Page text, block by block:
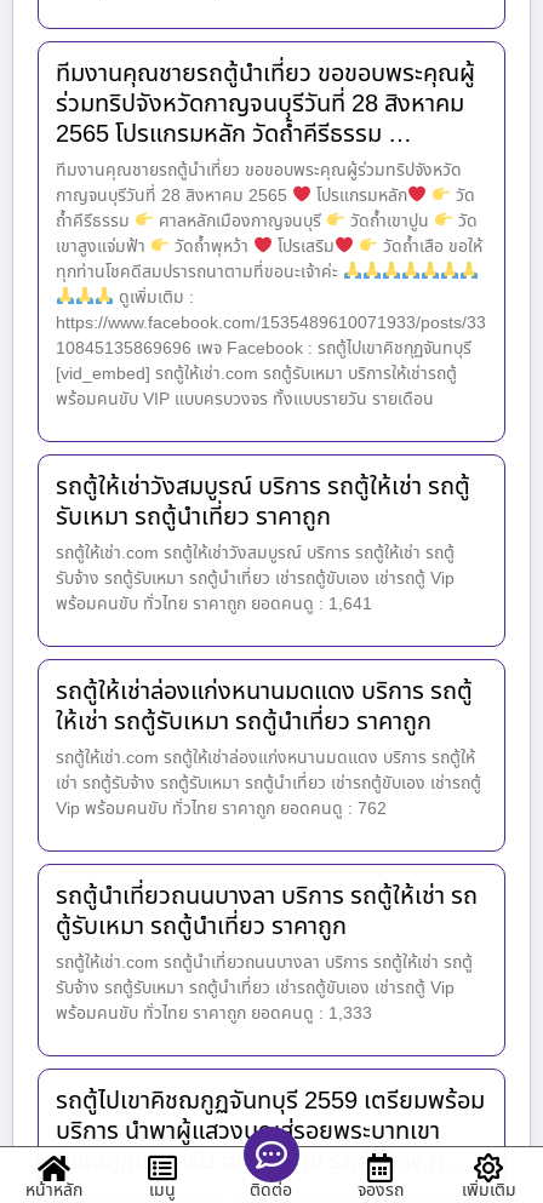
ทีมงานคุณชายรถตู้นำเที่ยว ขอขอบพระคุณผู้
ร่วมทริปจังหวัดกาญจนบุรีวันที่ 28 สิงหาคม
2565 โปรแกรมหลัก วัดถ้ำคีรีธรรม …
ทีมงานคุณชายรถตู้นำเที่ยว ขอขอบพระคุณผู้ร่วมทริปจังหวัด
กาญจนบุรีวันที่ 28 สิงหาคม 2565
โปรแกรมหลัก
วัด
ถ้ำคีรีธรรม
ศาลหลักเมืองกาญจนบุรี วัดถ้ำเขาปูน
วัด
เขาสูงแจ่มฟ้า
วัดถ้ำพุหว้า โปรเสริม
วัดถ้ำเสือ ขอให้
ทุกท่านโชคดีสมปรารถนาตามที่ขอนะเจ้าค่ะ
ดูเพิ่มเติม :
https://www.facebook.com/1535489610071933/posts/33
10845135869696 เพจ Facebook : รถตู้ไปเขาคิชกุฏจันทบุรี
[vid_embed] รถตู้ให้เช่า.com รถตู้รับเหมา บริการให้เช่ารถตู้
พร้อมคนขับ VIP แบบครบวงจร ทั้งแบบรายวัน รายเดือน
รถตู้ให้เช่าวังสมบูรณ์ บริการ รถตู้ให้เช่า รถตู้
รับเหมา รถตู้นำเที่ยว ราคาถูก
รถตู้ให้เช่า.com รถตู้ให้เช่าวังสมบูรณ์ บริการ รถตู้ให้เช่า รถตู้
รับจ้าง รถตู้รับเหมา รถตู้นำเที่ยว เช่ารถตู้ขับเอง เช่ารถตู้ Vip
พร้อมคนขับ ทั่วไทย ราคาถูก ยอดคนดู : 1,641
รถตู้ให้เช่าล่องแก่งหนานมดแดง บริการ รถตู้
ให้เช่า รถตู้รับเหมา รถตู้นำเที่ยว ราคาถูก
รถตู้ให้เช่า.com รถตู้ให้เช่าล่องแก่งหนานมดแดง บริการ รถตู้ให้
เช่า รถตู้รับจ้าง รถตู้รับเหมา รถตู้นำเที่ยว เช่ารถตู้ขับเอง เช่ารถตู้
Vip พร้อมคนขับ ทั่วไทย ราคาถูก ยอดคนดู : 762
รถตู้นำเที่ยวถนนบางลา บริการ รถตู้ให้เช่า รถ
ตู้รับเหมา รถตู้นำเที่ยว ราคาถูก
รถตู้ให้เช่า.com รถตู้นำเที่ยวถนนบางลา บริการ รถตู้ให้เช่า รถตู้
รับจ้าง รถตู้รับเหมา รถตู้นำเที่ยว เช่ารถตู้ขับเอง เช่ารถตู้ Vip
พร้อมคนขับ ทั่วไทย ราคาถูก ยอดคนดู : 1,333
รถตู้ไปเขาคิชฌกูฏจันทบุรี 2559 เตรียมพร้อม
บริการ นำพาผู้แสวงบุญสู่รอยพระบาทเขา
คิชฌกูฏแล้วครับ ติดต่อ ชาย รถตู้วีไอพี.ท…
รถตู้ไปเขาคิชฌกูฏจันทบุรี 2559 เตรียมพร้อมบริการ นำพาผู้
หน้าหลัก เมนู ติดต่อ จองรถ เพิ่มเติม